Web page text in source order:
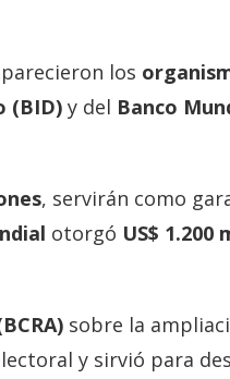
los
(BID) y del Banco
, servirán como
otorgó US$ 1.200
sobre la
y sirvió para